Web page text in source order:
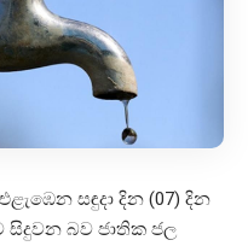
සඳුදා දින (07) දින
සිදුවන බව ජාතික ජල